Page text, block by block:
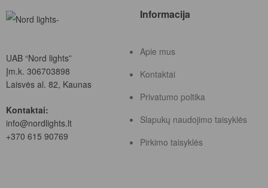
UAB “Nord lights”
Įm.k. 306703898
Laisvės al. 82, Kaunas
Kontaktai:
info@nordlights.lt
+370 615 90769
Informacija
Apie mus
Kontaktai
Privatumo poltika
Slapukų naudojimo taisyklės
Pirkimo taisyklės